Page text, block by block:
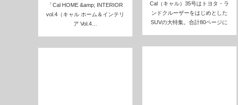
「Cal HOME &amp; INTERIOR
vol.4（キャル ホーム＆インテリ
ア Vol.4…
Cal（キャル）35号はトヨタ・ラ
ンドクルーザーをはじめとした
SUVの大特集。合計80ページに